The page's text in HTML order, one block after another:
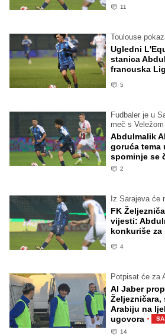
11
Toulouse
Ugledni
stanica
francuska
5
Fudbaler je u
meč s Veležom
Abdulmalik
goruća tema
spominje se
2
Iz Sarajeva će
FK
vijesti:
konkuriše za
4
Potpisat će za
Al Jaber
Željezničara,
Arabiju na
ugovora ·
14